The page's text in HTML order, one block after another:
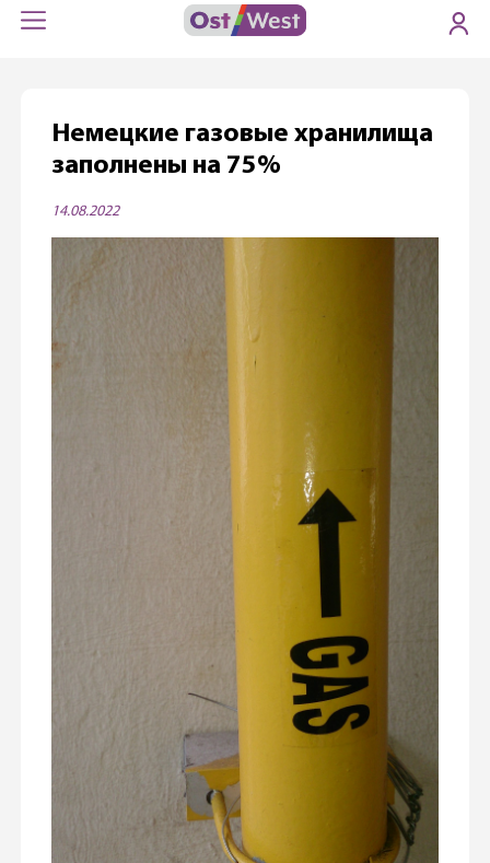
Немецкие газовые хранилища
заполнены на 75%
14.08.2022